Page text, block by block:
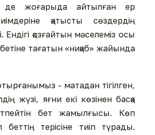
де жоғарыда айтылған ер
қатысты сөздердің
Ендігі қозғайтын мәселеміз осы
тағатын «ниқаб» жайында
- матадан тігілген,
жүзі, яғни екі көзінен басқа
бет жамылғысы. Көп
терісіне тиіп түрады.